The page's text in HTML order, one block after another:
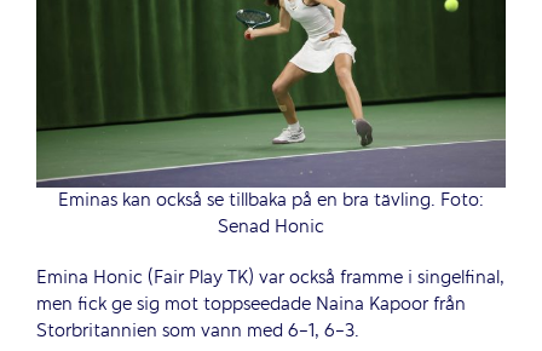
Eminas kan också se tillbaka på en bra tävling. Foto:
Senad Honic
Emina Honic (Fair Play TK) var också framme i singelfinal,
men fick ge sig mot toppseedade Naina Kapoor från
Storbritannien som vann med 6-1, 6-3.